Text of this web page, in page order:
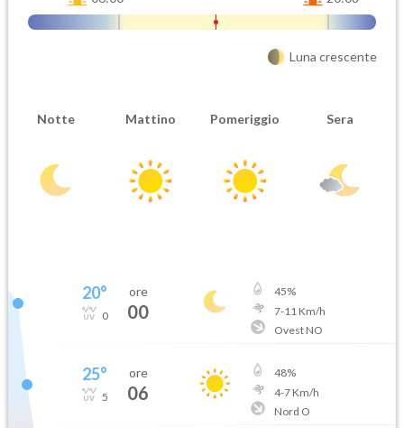
Luna crescente
Notte Mattino Pomeriggio Sera
20°
0
ore
00
45%
7-11 Km/h
Ovest NO
25°
5
ore
06
48%
4-7Km/h
Nord O